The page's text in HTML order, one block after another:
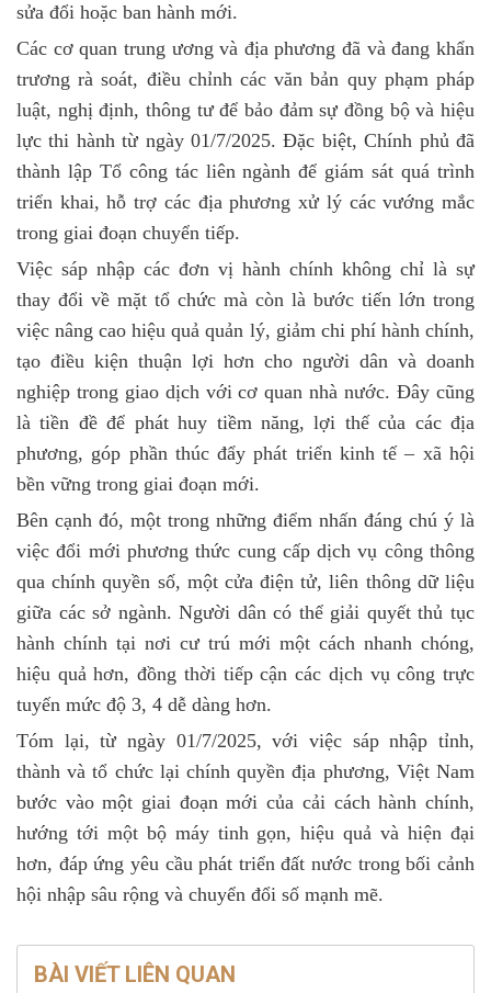
sửa đổi hoặc ban hành mới.
Các cơ quan trung ương và địa phương đã và đang khẩn
trương rà soát, điều chỉnh các văn bản quy phạm pháp
luật, nghị định, thông tư để bảo đảm sự đồng bộ và hiệu
lực thi hành từ ngày 01/7/2025. Đặc biệt, Chính phủ đã
thành lập Tổ công tác liên ngành để giám sát quá trình
triển khai, hỗ trợ các địa phương xử lý các vướng mắc
trong giai đoạn chuyển tiếp.
Việc sáp nhập các đơn vị hành chính không chỉ là sự
thay đổi về mặt tổ chức mà còn là bước tiến lớn trong
việc nâng cao hiệu quả quản lý, giảm chi phí hành chính,
tạo điều kiện thuận lợi hơn cho người dân và doanh
nghiệp trong giao dịch với cơ quan nhà nước. Đây cũng
là tiền đề để phát huy tiềm năng, lợi thế của các địa
phương, góp phần thúc đẩy phát triển kinh tế – xã hội
bền vững trong giai đoạn mới.
Bên cạnh đó, một trong những điểm nhấn đáng chú ý là
việc đổi mới phương thức cung cấp dịch vụ công thông
qua chính quyền số, một cửa điện tử, liên thông dữ liệu
giữa các sở ngành. Người dân có thể giải quyết thủ tục
hành chính tại nơi cư trú mới một cách nhanh chóng,
hiệu quả hơn, đồng thời tiếp cận các dịch vụ công trực
tuyến mức độ 3, 4 dễ dàng hơn.
Tóm lại, từ ngày 01/7/2025, với việc sáp nhập tỉnh,
thành và tổ chức lại chính quyền địa phương, Việt Nam
bước vào một giai đoạn mới của cải cách hành chính,
hướng tới một bộ máy tinh gọn, hiệu quả và hiện đại
hơn, đáp ứng yêu cầu phát triển đất nước trong bối cảnh
hội nhập sâu rộng và chuyển đổi số mạnh mẽ.
BÀI VIẾT LIÊN QUAN